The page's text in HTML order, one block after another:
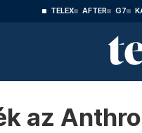
TELEX AFTER G7
az